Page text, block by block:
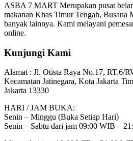
ASBA 7 MART Merupakan pusat
makanan Khas Timur Tengah, Busana
banyak lainnya. Kami melayani
online.
Kunjungi Kami
Alamat : Jl. Otista Raya No.17, RT.6/
Kecamatan Jatinegara, Kota Jakarta
Jakarta 13330
HARI / JAM BUKA:
Senin – Minggu (Buka Setiap Hari)
Senin – Sabtu dari jam 09:00 WIB –